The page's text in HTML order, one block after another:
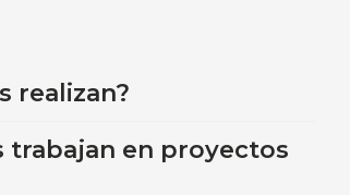
realizan?
trabajan en proyectos